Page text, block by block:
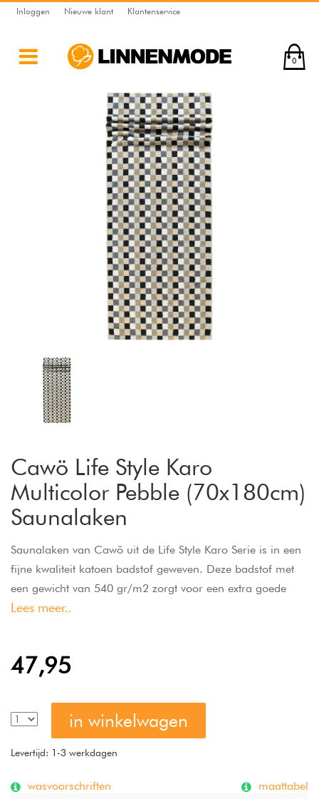
Inloggen Nieuwe klant Klantenservice
0
Cawö Life Style Karo
Multicolor Pebble (70x180cm)
Saunalaken
Saunalaken van Cawö uit de Life Style Karo Serie is in een
fijne kwaliteit katoen badstof geweven. Deze badstof met
een gewicht van 540 gr/m2 zorgt voor een extra goede
vocht opname. De premium kwaliteit badstof wordt
Lees meer..
47,95
in winkelwagen
Levertijd: 1-3 werkdagen
wasvoorschriften maattabel